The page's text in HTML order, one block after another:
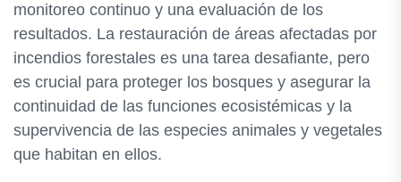
monitoreo continuo y una evaluación de los
resultados. La restauración de áreas afectadas por
incendios forestales es una tarea desafiante, pero
es crucial para proteger los bosques y asegurar la
continuidad de las funciones ecosistémicas y la
supervivencia de las especies animales y vegetales
que habitan en ellos.